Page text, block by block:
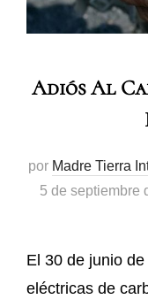
Adiós Al
por Madre Tierra
5 de septiembre
El 30 de junio
eléctricas de